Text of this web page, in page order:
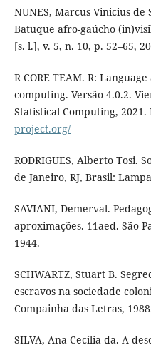
NUNES, Marcus Vinicius de
Batuque afro-gaúcho
[s. l.], v. 5, n. 10, p. 52–65,
R CORE TEAM. R:
computing. Versão 4.0.2.
Statistical Computing, 2021.
project.org/
RODRIGUES, Alberto Tosi.
de Janeiro, RJ, Brasil:
SAVIANI, Demerval.
aproximações. 11aed. São
1944.
SCHWARTZ, Stuart B.
escravos na sociedade
Compainha das Letras,
SILVA, Ana Cecília da. A